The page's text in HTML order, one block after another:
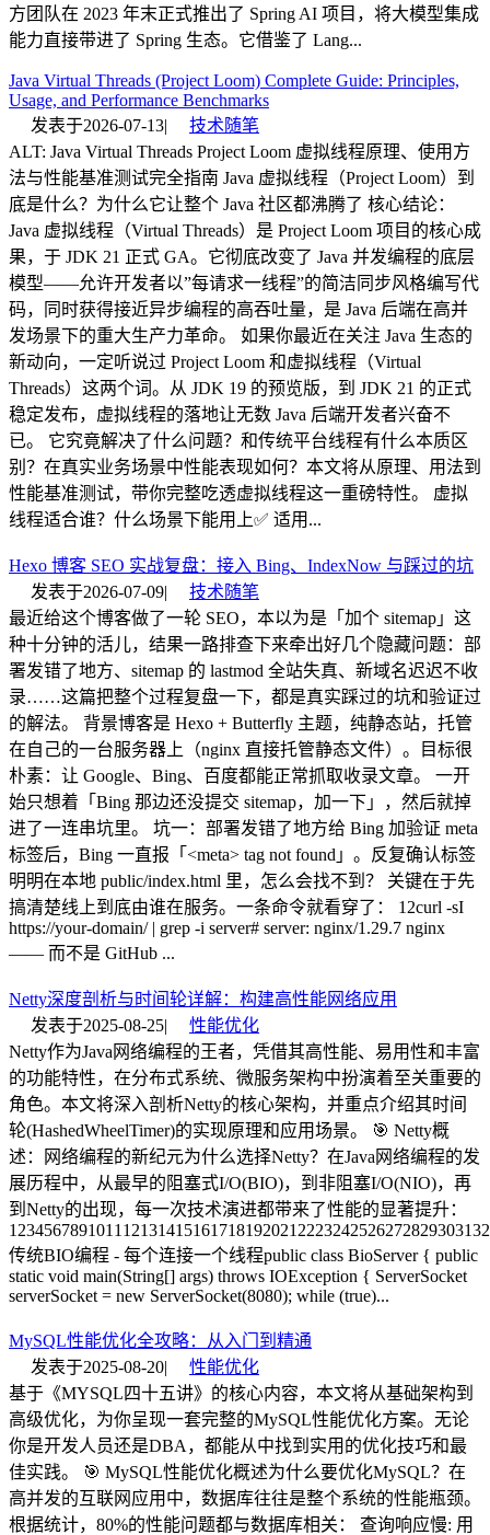
方团队在 2023 年末正式推出了 Spring AI 项目，将大模型集成
能力直接带进了 Spring 生态。它借鉴了 Lang...
Java Virtual Threads (Project Loom) Complete Guide: Principles,
Usage, and Performance Benchmarks
发表于2026-07-13|
技术随笔
ALT: Java Virtual Threads Project Loom 虚拟线程原理、使用方
法与性能基准测试完全指南 Java 虚拟线程（Project Loom）到
底是什么？为什么它让整个 Java 社区都沸腾了 核心结论：
Java 虚拟线程（Virtual Threads）是 Project Loom 项目的核心成
果，于 JDK 21 正式 GA。它彻底改变了 Java 并发编程的底层
模型——允许开发者以”每请求一线程”的简洁同步风格编写代
码，同时获得接近异步编程的高吞吐量，是 Java 后端在高并
发场景下的重大生产力革命。 如果你最近在关注 Java 生态的
新动向，一定听说过 Project Loom 和虚拟线程（Virtual
Threads）这两个词。从 JDK 19 的预览版，到 JDK 21 的正式
稳定发布，虚拟线程的落地让无数 Java 后端开发者兴奋不
已。 它究竟解决了什么问题？和传统平台线程有什么本质区
别？在真实业务场景中性能表现如何？本文将从原理、用法到
性能基准测试，带你完整吃透虚拟线程这一重磅特性。 虚拟
线程适合谁？什么场景下能用上✅ 适用...
Hexo 博客 SEO 实战复盘：接入 Bing、IndexNow 与踩过的坑
发表于2026-07-09|
技术随笔
最近给这个博客做了一轮 SEO，本以为是「加个 sitemap」这
种十分钟的活儿，结果一路排查下来牵出好几个隐藏问题：部
署发错了地方、sitemap 的 lastmod 全站失真、新域名迟迟不收
录……这篇把整个过程复盘一下，都是真实踩过的坑和验证过
的解法。 背景博客是 Hexo + Butterfly 主题，纯静态站，托管
在自己的一台服务器上（nginx 直接托管静态文件）。目标很
朴素：让 Google、Bing、百度都能正常抓取收录文章。 一开
始只想着「Bing 那边还没提交 sitemap，加一下」，然后就掉
进了一连串坑里。 坑一：部署发错了地方给 Bing 加验证 meta
标签后，Bing 一直报「<meta> tag not found」。反复确认标签
明明在本地 public/index.html 里，怎么会找不到？ 关键在于先
搞清楚线上到底由谁在服务。一条命令就看穿了： 12curl -sI
https://your-domain/ | grep -i server# server: nginx/1.29.7 nginx
—— 而不是 GitHub ...
Netty深度剖析与时间轮详解：构建高性能网络应用
发表于2025-08-25|
性能优化
Netty作为Java网络编程的王者，凭借其高性能、易用性和丰富
的功能特性，在分布式系统、微服务架构中扮演着至关重要的
角色。本文将深入剖析Netty的核心架构，并重点介绍其时间
轮(HashedWheelTimer)的实现原理和应用场景。 🎯 Netty概
述：网络编程的新纪元为什么选择Netty？在Java网络编程的发
展历程中，从最早的阻塞式I/O(BIO)，到非阻塞I/O(NIO)，再
到Netty的出现，每一次技术演进都带来了性能的显著提升：
传统BIO编程 - 每个连接一个线程public class BioServer { public
static void main(String[] args) throws IOException { ServerSocket
serverSocket = new ServerSocket(8080); while (true)...
MySQL性能优化全攻略：从入门到精通
发表于2025-08-20|
性能优化
基于《MYSQL四十五讲》的核心内容，本文将从基础架构到
高级优化，为你呈现一套完整的MySQL性能优化方案。无论
你是开发人员还是DBA，都能从中找到实用的优化技巧和最
佳实践。 🎯 MySQL性能优化概述为什么要优化MySQL？在
高并发的互联网应用中，数据库往往是整个系统的性能瓶颈。
根据统计，80%的性能问题都与数据库相关： 查询响应慢: 用